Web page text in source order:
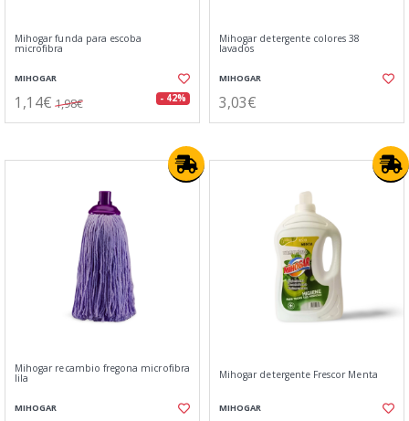
Mihogar funda para escoba
microfibra
MIHOGAR
1,14€ 1,98€ - 42%
Mihogar detergente colores 38
lavados
MIHOGAR
3,03€
Mihogar recambio fregona microfibra
lila
MIHOGAR
Mihogar detergente Frescor Menta
MIHOGAR